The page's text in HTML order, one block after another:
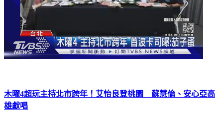
木曜4超玩主持北市跨年！艾怡良登桃園 蘇慧倫、安心亞高
雄獻唱